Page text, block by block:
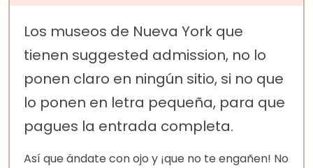
Los museos de Nueva York que
tienen suggested admission, no lo
ponen claro en ningún sitio, si no que
lo ponen en letra pequeña, para que
pagues la entrada completa.
Así que ándate con ojo y ¡que no te engañen! No